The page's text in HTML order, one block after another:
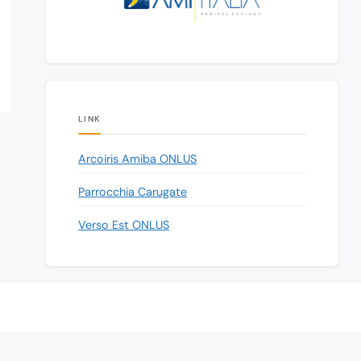
LINK
Arcoiris Amiba ONLUS
Parrocchia Carugate
Verso Est ONLUS